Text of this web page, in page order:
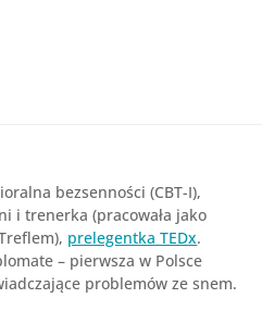
bezsenności (CBT-I),
i trenerka (pracowała jako
prelegentka TEDx.
– pierwsza w Polsce
problemów ze snem.